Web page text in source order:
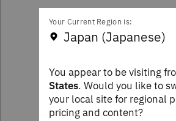
Your Current Region is:
Japan (Japanese)
You appear to be visiting
States. Would you like to
your local site for regional
pricing and content?